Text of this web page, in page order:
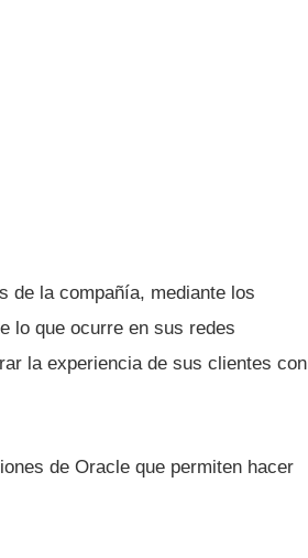
de la compañí­a, mediante los
lo que ocurre en sus redes
la experiencia de sus clientes con
de Oracle que permiten hacer